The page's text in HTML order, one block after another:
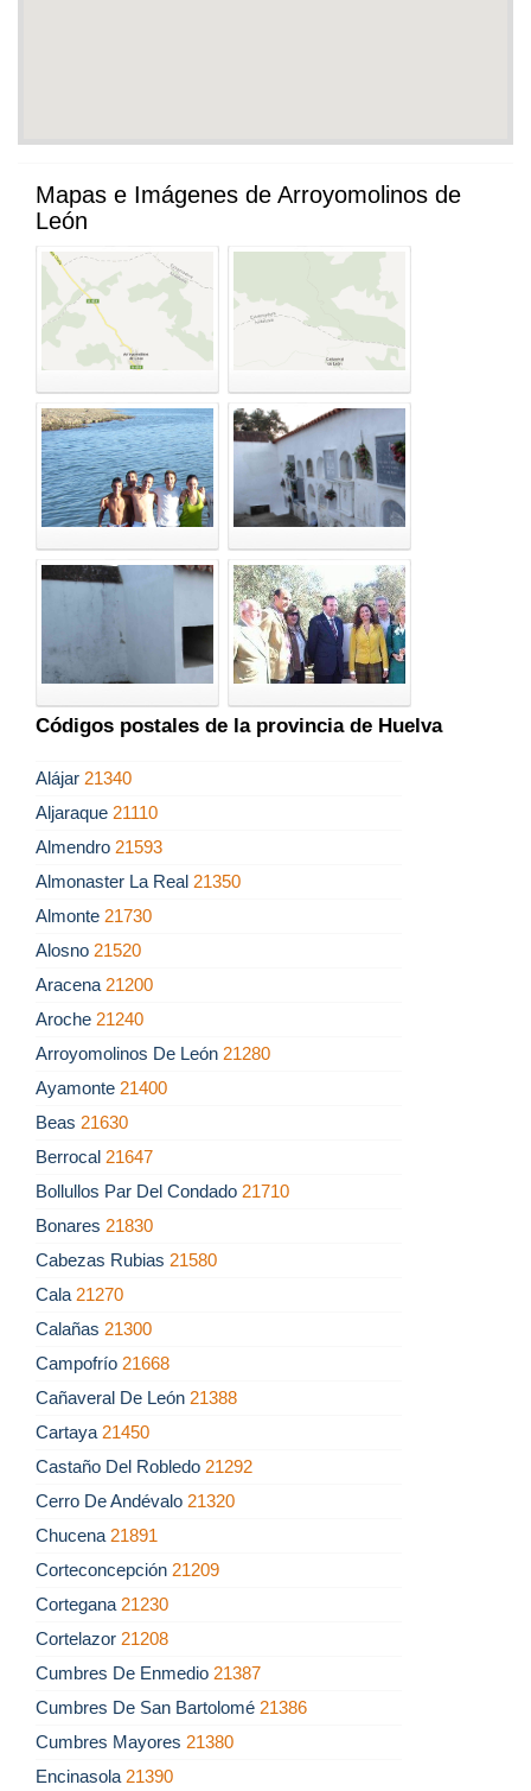
Mapas e Imágenes de Arroyomolinos de
León
Códigos postales de la provincia de Huelva
Alájar 21340
Aljaraque 21110
Almendro 21593
Almonaster La Real 21350
Almonte 21730
Alosno 21520
Aracena 21200
Aroche 21240
Arroyomolinos De León 21280
Ayamonte 21400
Beas 21630
Berrocal 21647
Bollullos Par Del Condado 21710
Bonares 21830
Cabezas Rubias 21580
Cala 21270
Calañas 21300
Campofrío 21668
Cañaveral De León 21388
Cartaya 21450
Castaño Del Robledo 21292
Cerro De Andévalo 21320
Chucena 21891
Corteconcepción 21209
Cortegana 21230
Cortelazor 21208
Cumbres De Enmedio 21387
Cumbres De San Bartolomé 21386
Cumbres Mayores 21380
Encinasola 21390